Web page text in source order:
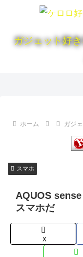
ガジェット好
ホーム ガジ
スマホ
AQUOS
スマホだ
X